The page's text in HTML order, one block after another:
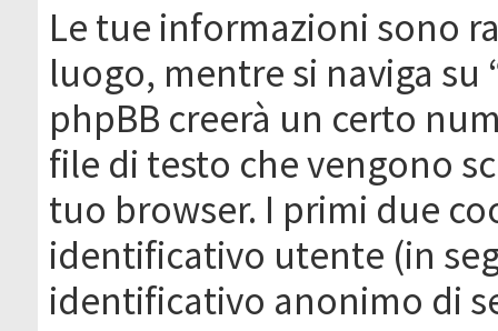
Le tue informazioni sono
luogo, mentre si naviga su
phpBB creerà un certo
file di testo che vengono
tuo browser. I primi due
identificativo utente (in
identificativo anonimo di